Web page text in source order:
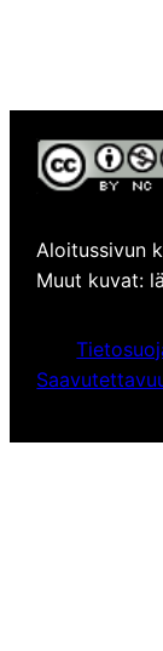
Aloitussivun
Muut kuvat: